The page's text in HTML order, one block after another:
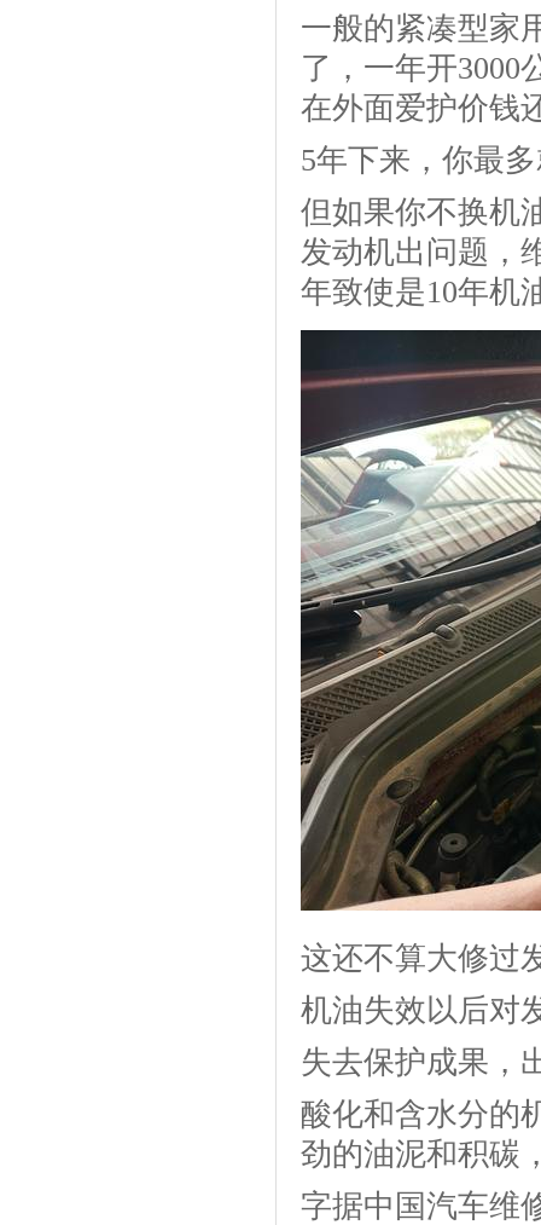
一般的紧凑型家
了，一年开3000
在外面爱护价钱
5年下来，你最
但如果你不换机
发动机出问题，
年致使是10年机
这还不算大修过
机油失效以后对
失去保护成果，
酸化和含水分的
劲的油泥和积碳
字据中国汽车维